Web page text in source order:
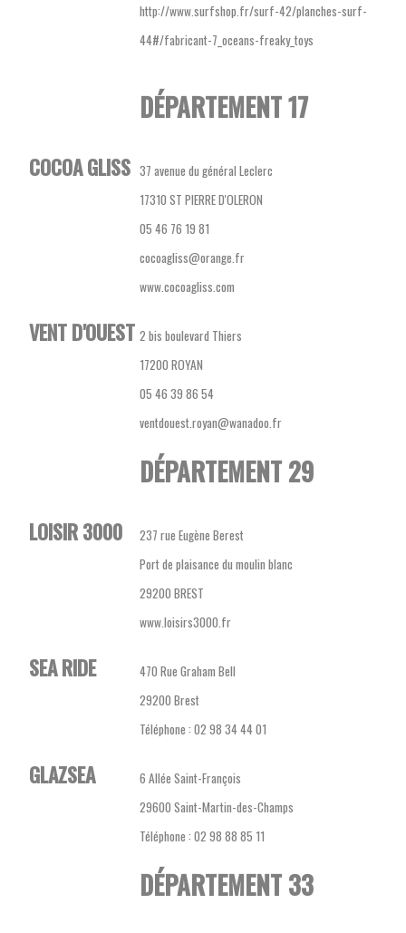
http://www.surfshop.fr/surf-42/planches-surf-
44#/fabricant-7_oceans-freaky_toys
DÉPARTEMENT 17
COCOA GLISS 37 avenue du général Leclerc
17310 ST PIERRE D'OLERON
05 46 76 19 81
cocoagliss@orange.fr
www.cocoagliss.com
VENT D'OUEST 2 bis boulevard Thiers
17200 ROYAN
05 46 39 86 54
ventdouest.royan@wanadoo.fr
DÉPARTEMENT 29
LOISIR 3000
237 rue Eugène Berest
Port de plaisance du moulin blanc
29200 BREST
www.loisirs3000.fr
SEA RIDE
470 Rue Graham Bell
29200 Brest
Téléphone : 02 98 34 44 01
GLAZSEA
6 Allée Saint-François
29600 Saint-Martin-des-Champs
Téléphone : 02 98 88 85 11
DÉPARTEMENT 33